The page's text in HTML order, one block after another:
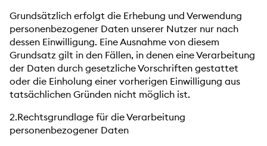
Grundsätzlich erfolgt die Erhebung und Verwendung
personenbezogener Daten unserer Nutzer nur nach
dessen Einwilligung. Eine Ausnahme von diesem
Grundsatz gilt in den Fällen, in denen eine Verarbeitung
der Daten durch gesetzliche Vorschriften gestattet
oder die Einholung einer vorherigen Einwilligung aus
tatsächlichen Gründen nicht möglich ist.
2.Rechtsgrundlage für die Verarbeitung
personenbezogener Daten